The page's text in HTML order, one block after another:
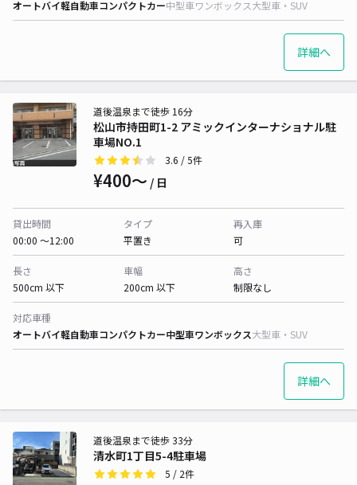
オートバイ軽自動車コンパクトカー中型車ワンボックス大型車・SUV
詳細へ
松山市持田町1-2 アミックインターナショナル駐
車場NO.1
道後温泉まで徒歩 16分
3.6 / 5件
¥400〜 / 日
貸出時間
00:00 〜12:00
タイプ
平置き
再入庫
可
長さ
500cm 以下
車幅
200cm 以下
高さ
制限なし
対応車種
オートバイ軽自動車コンパクトカー中型車ワンボックス大型車・SUV
詳細へ
清水町1丁目5-4駐車場
道後温泉まで徒歩 33分
5 / 2件